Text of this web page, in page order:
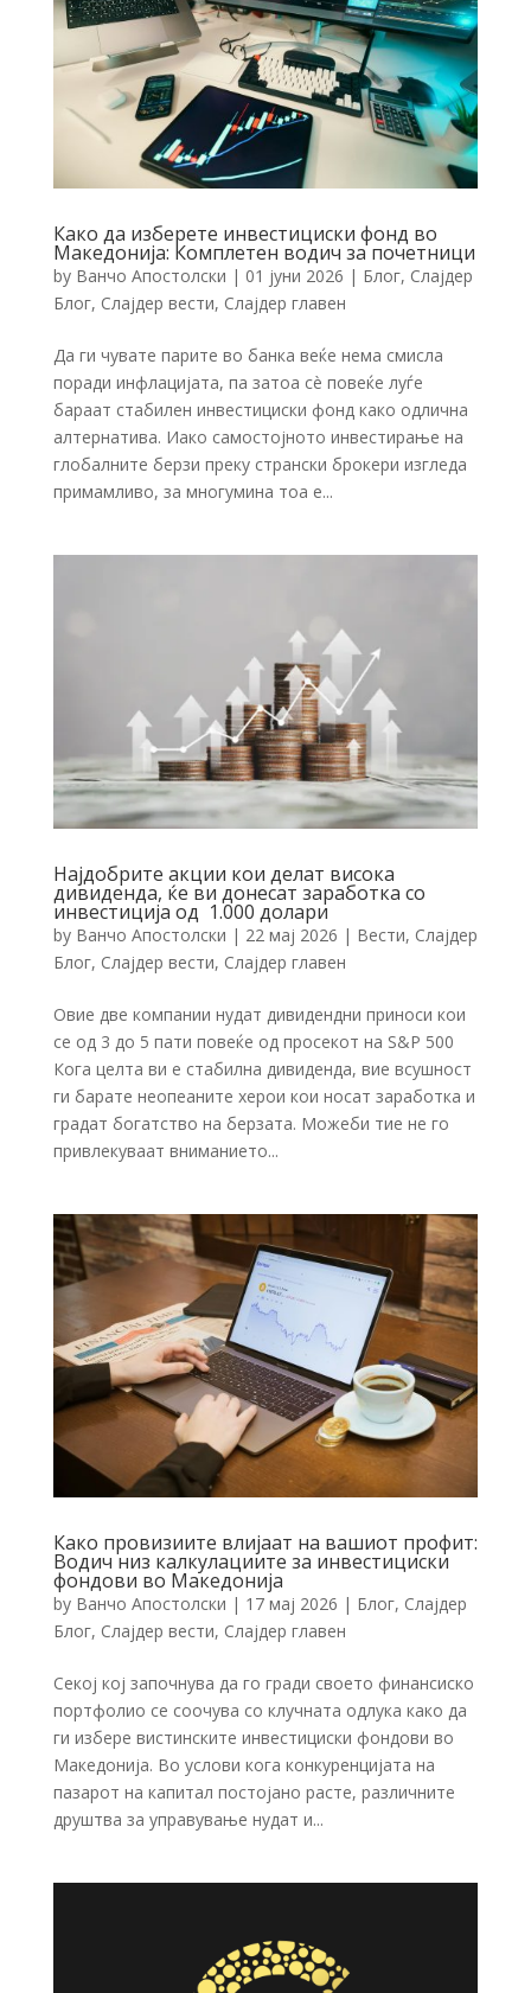
Како да изберете инвестициски фонд во
Македонија: Комплетен водич за почетници
by Ванчо Апостолски | 01 јуни 2026 | Блог, Слајдер
Блог, Слајдер вести, Слајдер главен
Да ги чувате парите во банка веќе нема смисла
поради инфлацијата, па затоа сè повеќе луѓе
бараат стабилен инвестициски фонд како одлична
алтернатива. Иако самостојното инвестирање на
глобалните берзи преку странски брокери изгледа
примамливо, за многумина тоа е...
Најдобрите акции кои делат висока
дивиденда, ќе ви донесат заработка со
инвестиција од 1.000 долари
by Ванчо Апостолски | 22 мај 2026 | Вести, Слајдер
Блог, Слајдер вести, Слајдер главен
Овие две компании нудат дивидендни приноси кои
се од 3 до 5 пати повеќе од просекот на S&P 500
Кога целта ви е стабилна дивиденда, вие всушност
ги барате неопеаните херои кои носат заработка и
градат богатство на берзата. Можеби тие не го
привлекуваат вниманието...
Како провизиите влијаат на вашиот профит:
Водич низ калкулациите за инвестициски
фондови во Mакедонија
by Ванчо Апостолски | 17 мај 2026 | Блог, Слајдер
Блог, Слајдер вести, Слајдер главен
Секој кој започнува да го гради своето финансиско
портфолио се соочува со клучната одлука како да
ги избере вистинските инвестициски фондови во
Македонија. Во услови кога конкуренцијата на
пазарот на капитал постојано расте, различните
друштва за управување нудат и...